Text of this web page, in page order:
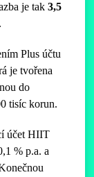
je tak3,5
Plus účtu
je tvořena
do
tisíc korun.
účet HIIT
% p.a. a